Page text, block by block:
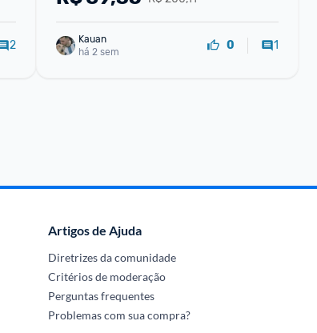
2
capacidade de FP03T -1
Kauan
há 2 sem
0 1
Artigos de Ajuda
Diretrizes da comunidade
Critérios de moderação
Perguntas frequentes
Problemas com sua compra?